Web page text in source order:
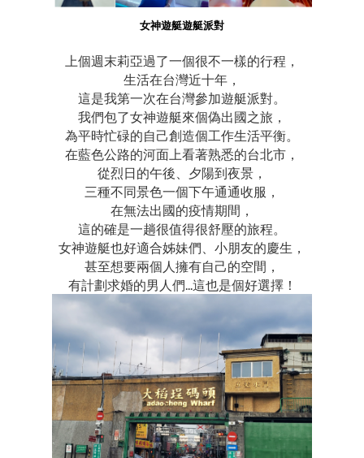
女神遊艇遊艇派對
上個週末莉亞過了一個很不一樣的行程，
生活在台灣近十年，
這是我第一次在台灣參加遊艇派對。
我們包了女神遊艇來個偽出國之旅，
為平時忙碌的自己創造個工作生活平衡。
在藍色公路的河面上看著熟悉的台北市，
從烈日的午後、夕陽到夜景，
三種不同景色一個下午通通收服，
在無法出國的疫情期間，
這的確是一趟很值得很舒壓的旅程。
女神遊艇也好適合姊妹們、小朋友的慶生，
甚至想要兩個人擁有自己的空間，
有計劃求婚的男人們...這也是個好選擇！